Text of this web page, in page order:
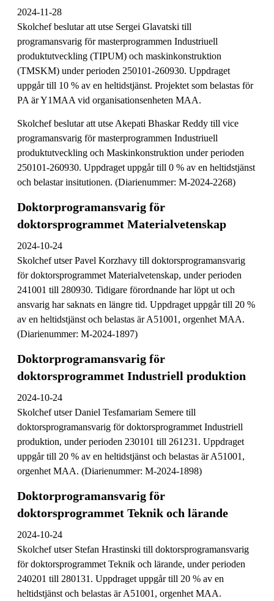
2024-11-28
Skolchef beslutar att utse Sergei Glavatski till
programansvarig för masterprogrammen Industriuell
produktutveckling (TIPUM) och maskinkonstruktion
(TMSKM) under perioden 250101-260930. Uppdraget
uppgår till 10 % av en heltidstjänst. Projektet som belastas för
PA är Y1MAA vid organisationsenheten MAA.
Skolchef beslutar att utse Akepati Bhaskar Reddy till vice
programansvarig för masterprogrammen Industriuell
produktutveckling och Maskinkonstruktion under perioden
250101-260930. Uppdraget uppgår till 0 % av en heltidstjänst
och belastar insitutionen. (Diarienummer: M-2024-2268)
Doktorprogramansvarig för
doktorsprogrammet Materialvetenskap
2024-10-24
Skolchef utser Pavel Korzhavy till doktorsprogramansvarig
för doktorsprogrammet Materialvetenskap, under perioden
241001 till 280930. Tidigare förordnande har löpt ut och
ansvarig har saknats en längre tid. Uppdraget uppgår till 20 %
av en heltidstjänst och belastas är A51001, orgenhet MAA.
(Diarienummer: M-2024-1897)
Doktorprogramansvarig för
doktorsprogrammet Industriell produktion
2024-10-24
Skolchef utser Daniel Tesfamariam Semere till
doktorsprogramansvarig för doktorsprogrammet Industriell
produktion, under perioden 230101 till 261231. Uppdraget
uppgår till 20 % av en heltidstjänst och belastas är A51001,
orgenhet MAA. (Diarienummer: M-2024-1898)
Doktorprogramansvarig för
doktorsprogrammet Teknik och lärande
2024-10-24
Skolchef utser Stefan Hrastinski till doktorsprogramansvarig
för doktorsprogrammet Teknik och lärande, under perioden
240201 till 280131. Uppdraget uppgår till 20 % av en
heltidstjänst och belastas är A51001, orgenhet MAA.